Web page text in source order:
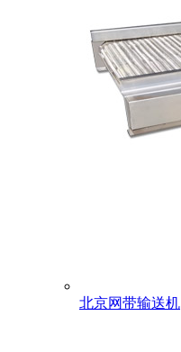
北京网带输送机